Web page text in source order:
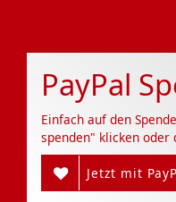
PayPal
Einfach auf den
spenden" klicken oder
Jetzt mit